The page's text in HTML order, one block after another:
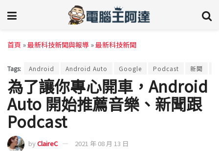
首頁 »最新科技新聞與報導 »最新科技新聞
Tags: Android Android Auto Google Podcast 新聞
為了讓你專心開車，Android
Auto 開始推薦音樂、新聞跟
Podcast
byClaireC 2021 年 08 月 13 日